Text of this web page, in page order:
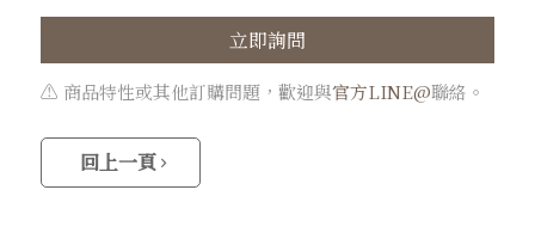
立即詢問
⚠️ 商品特性或其他訂購問題，歡迎與官方LINE@聯絡。
回上一頁